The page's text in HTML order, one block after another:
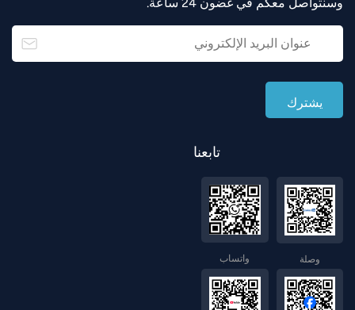
وسنتواصل معكم في غضون 24 ساعة.
تابعنا
واتساب وصلة